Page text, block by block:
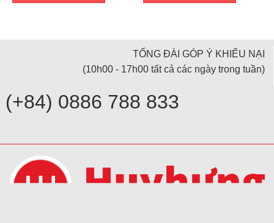
TỔNG ĐÀI GÓP Ý KHIẾU NẠI
(10h00 - 17h00 tất cả các ngày trong tuần)
(+84) 0886 788 833